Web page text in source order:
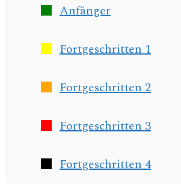
Anfänger
Fortgeschritten 1
Fortgeschritten 2
Fortgeschritten 3
Fortgeschritten 4